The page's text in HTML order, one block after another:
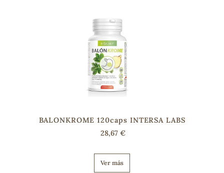
BALONKROME 120caps INTERSA LABS
28,67 €
Ver más